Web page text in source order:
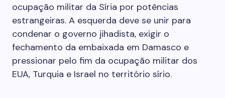
ocupação militar da Síria por potências
estrangeiras. A esquerda deve se unir para
condenar o governo jihadista, exigir o
fechamento da embaixada em Damasco e
pressionar pelo fim da ocupação militar dos
EUA, Turquia e Israel no território sírio.